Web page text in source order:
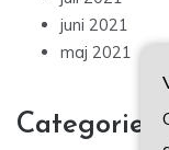
juni 2021
maj 2021
Categories